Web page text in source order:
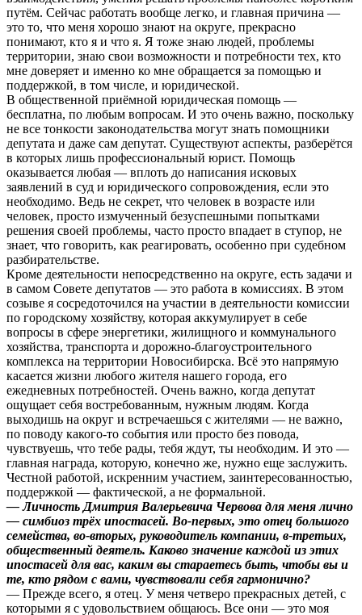
путём. Сейчас работать вообще легко, и главная причина —
это то, что меня хорошо знают на округе, прекрасно
понимают, кто я и что я. Я тоже знаю людей, проблемы
территории, знаю свои возможности и потребности тех, кто
мне доверяет и именно ко мне обращается за помощью и
поддержкой, в том числе, и юридической.
В общественной приёмной юридическая помощь —
бесплатна, по любым вопросам. И это очень важно, поскольку
не все тонкости законодательства могут знать помощники
депутата и даже сам депутат. Существуют аспекты, разберётся
в которых лишь профессиональный юрист. Помощь
оказывается любая — вплоть до написания исковых
заявлений в суд и юридического сопровождения, если это
необходимо. Ведь не секрет, что человек в возрасте или
человек, просто измученный безуспешными попытками
решения своей проблемы, часто просто впадает в ступор, не
знает, что говорить, как реагировать, особенно при судебном
разбирательстве.
Кроме деятельности непосредственно на округе, есть задачи и
в самом Совете депутатов — это работа в комиссиях. В этом
созыве я сосредоточился на участии в деятельности комиссии
по городскому хозяйству, которая аккумулирует в себе
вопросы в сфере энергетики, жилищного и коммунального
хозяйства, транспорта и дорожно-благоустроительного
комплекса на территории Новосибирска. Всё это напрямую
касается жизни любого жителя нашего города, его
ежедневных потребностей. Очень важно, когда депутат
ощущает себя востребованным, нужным людям. Когда
выходишь на округ и встречаешься с жителями — не важно,
по поводу какого-то события или просто без повода,
чувствуешь, что тебе рады, тебя ждут, ты необходим. И это —
главная награда, которую, конечно же, нужно еще заслужить.
Честной работой, искренним участием, заинтересованностью,
поддержкой — фактической, а не формальной.
— Личность Дмитрия Валерьевича Червова для меня лично
— симбиоз трёх ипостасей. Во-первых, это отец большого
семейства, во-вторых, руководитель компании, в-третьих,
общественный деятель. Каково значение каждой из этих
ипостасей для вас, каким вы стараетесь быть, чтобы вы и
те, кто рядом с вами, чувствовали себя гармонично?
— Прежде всего, я отец. У меня четверо прекрасных детей, с
которыми я с удовольствием общаюсь. Все они — это моя